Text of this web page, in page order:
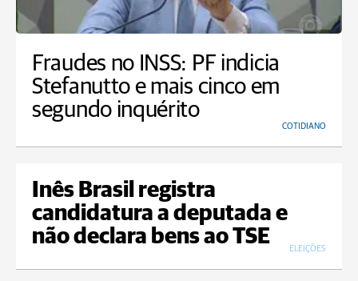
Fraudes no INSS: PF indicia
Stefanutto e mais cinco em
segundo inquérito
COTIDIANO
Inês Brasil registra
candidatura a deputada e
não declara bens ao TSE
ELEIÇÕES